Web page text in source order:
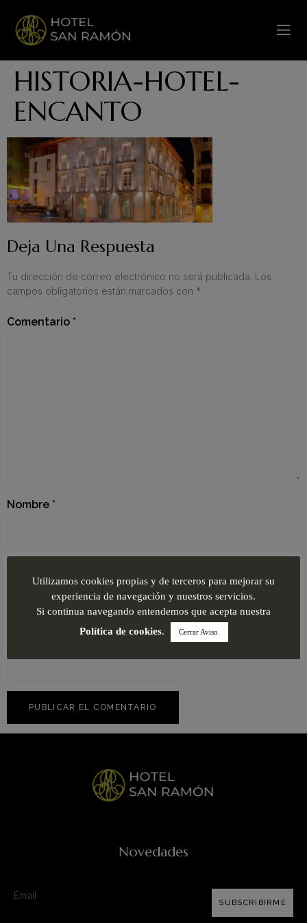
HISTORIA-HOTEL-
ENCANTO
Deja Una Respuesta
Tu dirección de correo electrónico no será publicada. Los
campos obligatorios están marcados con *
Comentario *
Nombre *
Novedades
SUBSCRIBIRME
Utilizamos cookies propias y de terceros para mejorar su
experiencia de navegación y nuestros servicios.
Si continua navegando entendemos que acepta nuestra
Política de cookies. Cerrar Aviso.